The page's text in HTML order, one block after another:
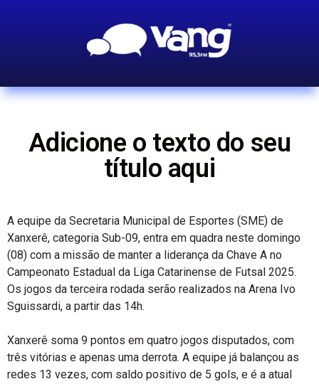
Adicione o texto do seu
título aqui
A equipe da Secretaria Municipal de Esportes (SME) de
Xanxerê, categoria Sub-09, entra em quadra neste domingo
(08) com a missão de manter a liderança da Chave A no
Campeonato Estadual da Liga Catarinense de Futsal 2025.
Os jogos da terceira rodada serão realizados na Arena Ivo
Sguissardi, a partir das 14h.
Xanxerê soma 9 pontos em quatro jogos disputados, com
três vitórias e apenas uma derrota. A equipe já balançou as
redes 13 vezes, com saldo positivo de 5 gols, e é a atual